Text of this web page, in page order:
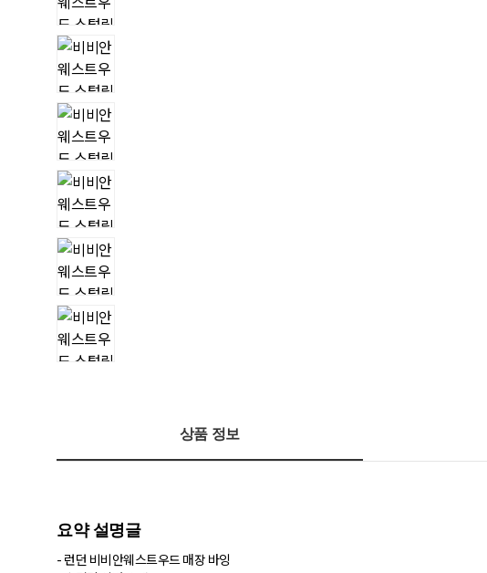
상품 정보
요약 설명글
- 런던 비비안웨스트우드 매장 바잉